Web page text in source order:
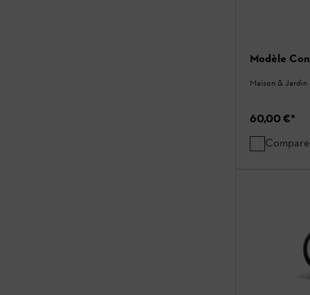
Modèle
Maison & Jardin
60,00 €*